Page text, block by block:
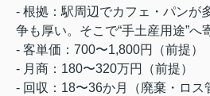
- 根拠：駅周辺でカフェ・パンが
争も厚い。そこで“手土産用途”へ
- 客単価：700〜1,800円（前提）
- 月商：180〜320万円（前提）
- 回収：18〜36か月（廃棄・ロス